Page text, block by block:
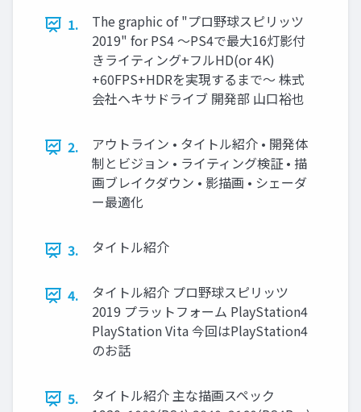
1.
The graphic of "プロ野球スピリッツ
2019" for PS4 ～PS4で最大16灯影付
きライティング+フルHD(or 4K)
+60FPS+HDRを実現するまで～ 株式
会社ヘキサドライブ 開発部 山口裕也
2.
アウトライン • タイトル紹介 • 開発体
制とビジョン • ライティング検証 • 描
画ブレイクダウン • 影描画 • シェーダ
ー最適化
3. タイトル紹介
4.
タイトル紹介 プロ野球スピリッツ
2019 プラットフォーム PlayStation4
PlayStation Vita 今回はPlayStation4
のお話
5.
タイトル紹介 主な描画スペック